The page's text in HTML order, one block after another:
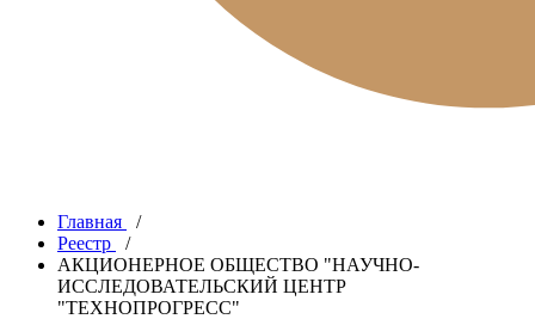
Главная
/
Реестр
/
АКЦИОНЕРНОЕ ОБЩЕСТВО "НАУЧНО-
ИССЛЕДОВАТЕЛЬСКИЙ ЦЕНТР
"ТЕХНОПРОГРЕСС"